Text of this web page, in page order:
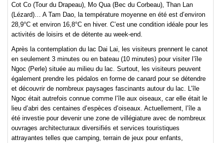
Cot Co (Tour du Drapeau), Mo Qua (Bec du Corbeau), Than Lan
(Lézard)… A Tam Dao, la température moyenne en été est d’environ
28,9°C et environ 16,8°C en hiver. C’est une condition idéale pour les
activités de loisirs et de détente au week-end.
Après la contemplation du lac Dai Lai, les visiteurs prennent le canot
en seulement 3 minutes ou en bateau (10 minutes) pour visiter l’île
Ngoc (Perle) située au milieu du lac. Surtout, les visiteurs peuvent
également prendre les pédalos en forme de canard pour se détendre
et découvrir de nombreux paysages fascinants autour du lac. L’île
Ngoc était autrefois connue comme l’île aux oiseaux, car elle était le
lieu d’abri des centaines d’espèces d’oiseaux. Actuellement, l’île a
été investie pour devenir une zone de villégiature avec de nombreux
ouvrages architecturaux diversifiés et services touristiques
attrayantes telles que camping, terrain de jeux pour enfants,